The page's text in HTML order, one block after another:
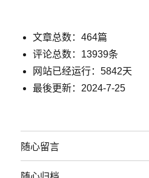
文章总数：464篇
评论总数：13939条
网站已经运行：5842天
最後更新：2024-7-25
随心留言